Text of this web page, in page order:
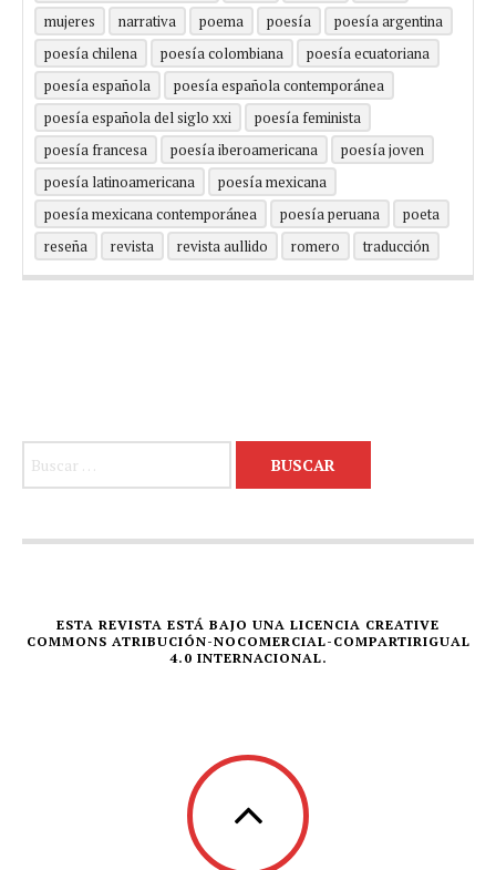
mujeres
narrativa poema poesía
poesía argentina
poesía chilena
poesía colombiana
poesía ecuatoriana
poesía española
poesía española contemporánea
poesía española del siglo xxi
poesía feminista
poesía francesa
poesía iberoamericana
poesía joven
poesía latinoamericana
poesía mexicana
poesía mexicana contemporánea
poesía peruana
poeta
reseña
revista revista aullido romero traducción
ESTA REVISTA ESTÁ BAJO UNA LICENCIA CREATIVE
COMMONS ATRIBUCIÓN-NOCOMERCIAL-COMPARTIRIGUAL
4.0 INTERNACIONAL.